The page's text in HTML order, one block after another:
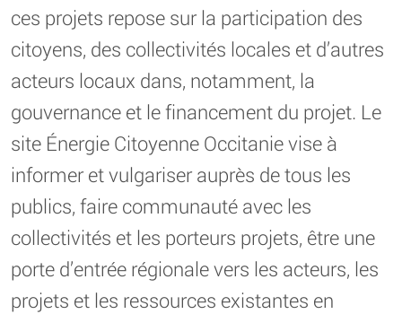
ces projets repose sur la participation des
citoyens, des collectivités locales et d’autres
acteurs locaux dans, notamment, la
gouvernance et le financement du projet. Le
site Énergie Citoyenne Occitanie vise à
informer et vulgariser auprès de tous les
publics, faire communauté avec les
collectivités et les porteurs projets, être une
porte d’entrée régionale vers les acteurs, les
projets et les ressources existantes en